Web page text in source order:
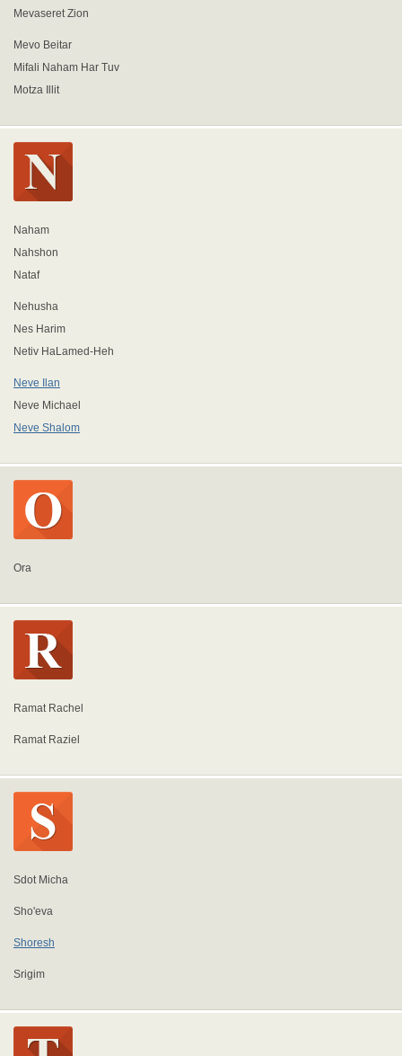
Mevaseret Zion
Mevo Beitar
Mifali Naham Har Tuv
Motza Illit
Naham
Nahshon
Nataf
Nehusha
Nes Harim
Netiv HaLamed-Heh
Neve Ilan
Neve Michael
Neve Shalom
Ora
Ramat Rachel
Ramat Raziel
Sdot Micha
Sho'eva
Shoresh
Srigim